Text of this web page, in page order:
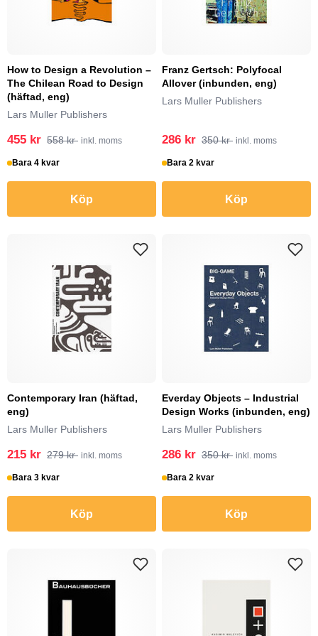
How to Design a Revolution –
The Chilean Road to Design
(häftad, eng)
Lars Muller Publishers
455 kr 558 kr inkl. moms
Bara 4 kvar
Köp
Franz Gertsch: Polyfocal
Allover (inbunden, eng)
Lars Muller Publishers
286 kr 350 kr inkl. moms
Bara 2 kvar
Köp
Contemporary Iran (häftad,
eng)
Lars Muller Publishers
215 kr 279 kr inkl. moms
Bara 3 kvar
Köp
Everday Objects – Industrial
Design Works (inbunden, eng)
Lars Muller Publishers
286 kr 350 kr inkl. moms
Bara 2 kvar
Köp